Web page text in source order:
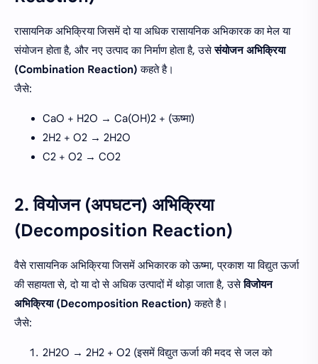
रासायनिक अभिक्रिया जिसमें दो या अधिक रासायनिक अभिकारक का मेल या
संयोजन होता है, और नए उत्पाद का निर्माण होता है, उसेसंयोजन अभिक्रिया
(Combination Reaction) कहते है।
जैसे:
CaO + H2O → Ca(OH)2 + (ऊष्मा)
2H2 + O2 → 2H2O
C2 + O2 → CO2
2. वियोजन (अपघटन) अभिक्रिया
(Decomposition Reaction)
वैसे रासायनिक अभिक्रिया जिसमें अभिकारक को ऊष्मा, प्रकाश या विद्युत ऊर्जा
की सहायता से, दो या दो से अधिक उत्पादों में थोड़ा जाता है, उसेविजोयन
अभिक्रिया (Decomposition Reaction) कहते है।
जैसे:
2H2O → 2H2 + O2 (इसमें विद्युत ऊर्जा की मदद से जल को